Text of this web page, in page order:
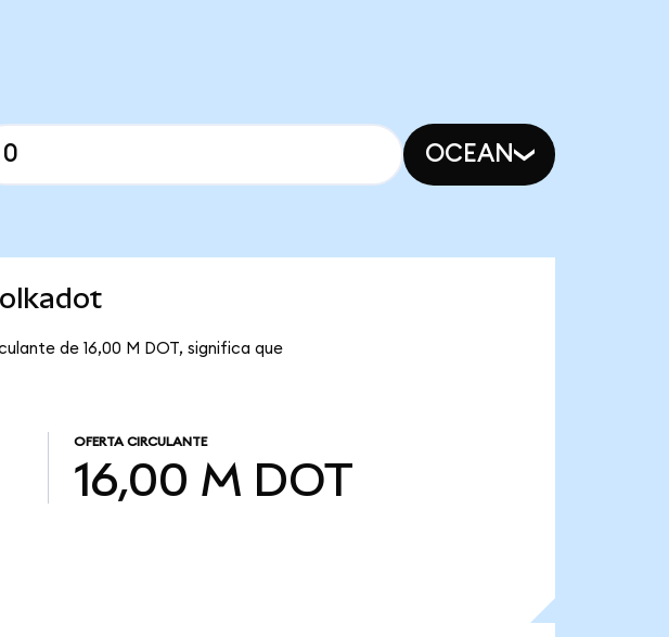
OCEAN
de 16,00 M DOT, significa que
OFERTA CIRCULANTE
16,00 M DOT